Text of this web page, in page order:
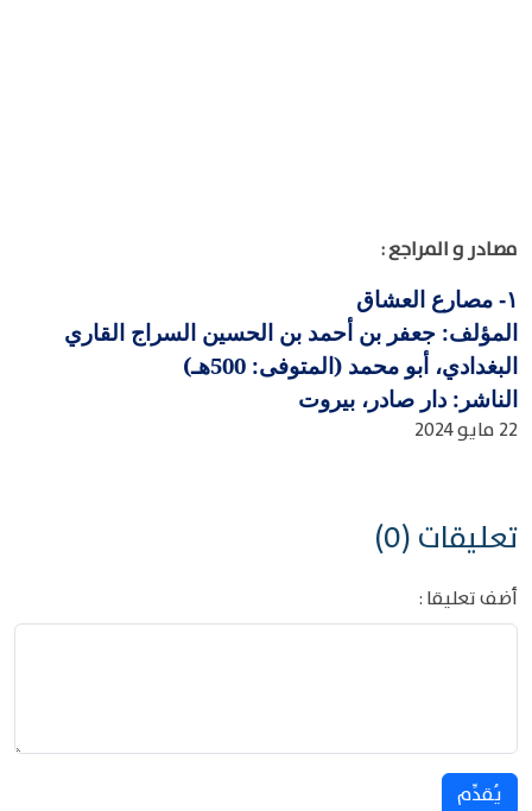
مصادر و المراجع :
١-
مصارع العشاق
المؤلف: جعفر بن أحمد بن الحسين السراج القاري
البغدادي، أبو محمد (المتوفى: 500هـ)
الناشر: دار صادر، بيروت
22 مايو 2024
تعليقات (0)
أضف تعليقا :
يُقدِّم